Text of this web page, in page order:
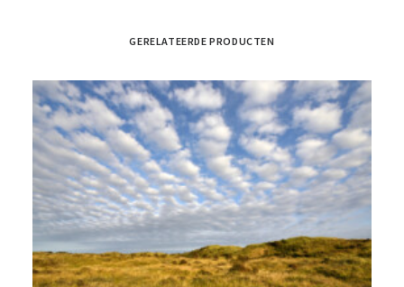
GERELATEERDE PRODUCTEN